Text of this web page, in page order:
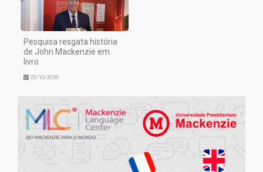
Pesquisa resgata história
de John Mackenzie em
livro
25/10/2018